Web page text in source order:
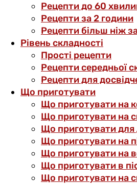
Рецепти до 60
Рецепти за 2 години
Рецепти більш ніж
Рівень складності
Прості рецепти
Рецепти середньої
Рецепти для
Що приготувати
Що приготувати на
Що приготувати на
Що приготувати для
Що приготувати на
Що приготувати на
Що приготувати в
Що приготувати на